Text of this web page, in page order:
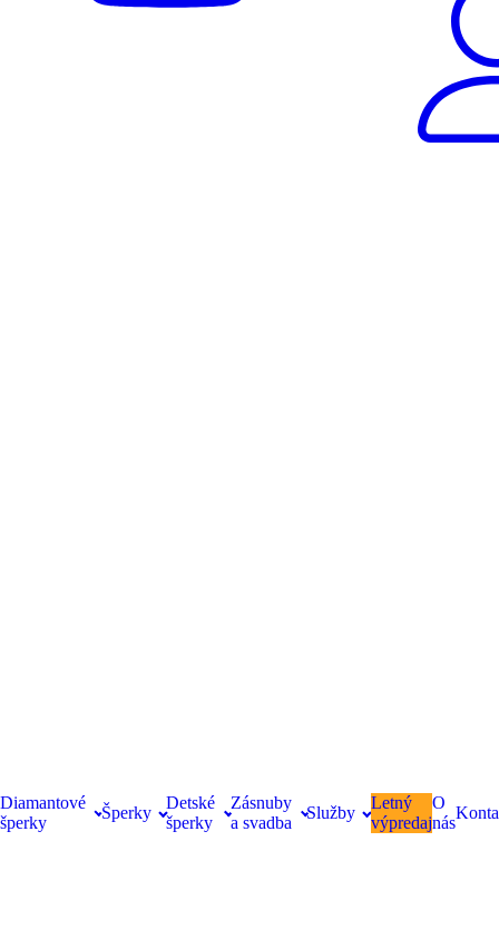
Diamantové
šperky
Šperky
Detské
šperky
Zásnuby
a svadba
Služby
Letný
výpredaj
O
nás